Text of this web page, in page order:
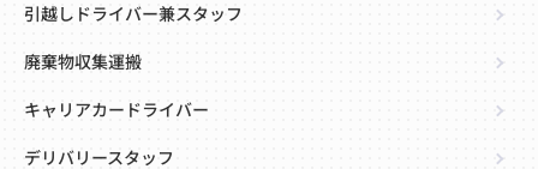
引越しドライバー兼スタッフ
廃棄物収集運搬
キャリアカードライバー
デリバリースタッフ